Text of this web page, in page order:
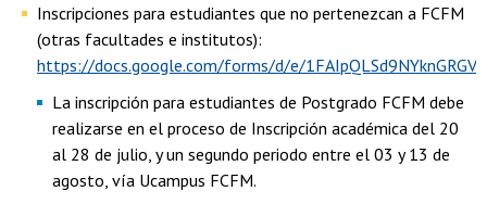
Inscripciones para estudiantes que no pertenezcan a FCFM
(otras facultades e institutos):
https://docs.google.com/forms/d/e/
La inscripción para estudiantes de Postgrado FCFM debe
realizarse en el proceso de Inscripción académica del 20
al 28 de julio, y un segundo periodo entre el 03 y 13 de
agosto, vía Ucampus FCFM.